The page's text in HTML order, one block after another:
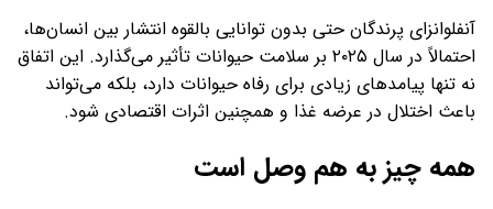
آنفلوانزای پرندگان حتی بدون توانایی بالقوه انتشار بین انسان‌ها،
احتمالاً در سال ۲۰۲۵ بر سلامت حیوانات تأثیر می‌گذارد. این اتفاق
نه تنها پیامدهای زیادی برای رفاه حیوانات دارد، بلکه می‌تواند
باعث اختلال در عرضه غذا و همچنین اثرات اقتصادی شود.
همه چیز به هم وصل است